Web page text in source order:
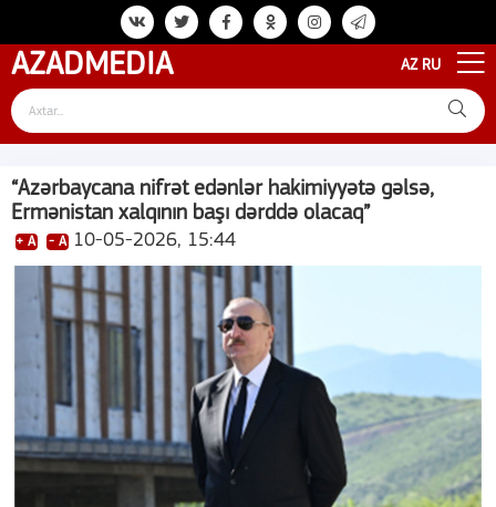
AZADMEDIA AZ RU
“Azərbaycana nifrət edənlər hakimiyyətə gəlsə,
Ermənistan xalqının başı dərddə olacaq”
+ A - A 10-05-2026, 15:44